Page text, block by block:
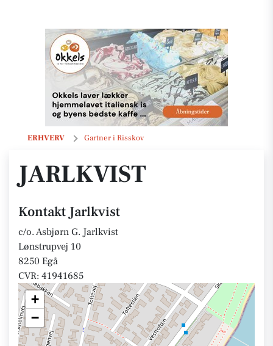
ERHVERV Gartner i Risskov
Jarlkvist
JARLKVIST
Kontakt Jarlkvist
c/o. Asbjørn G. Jarlkvist
Lønstrupvej 10
8250 Egå
CVR: 41941685
+
−